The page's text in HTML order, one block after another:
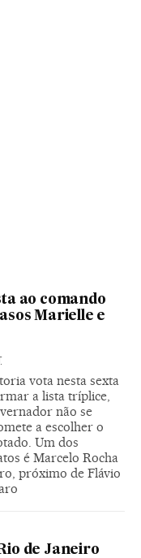
ao comando
Marielle e
vota nesta sexta
a lista tríplice,
não se
a escolher o
Um dos
é Marcelo Rocha
próximo de Flávio
de Janeiro